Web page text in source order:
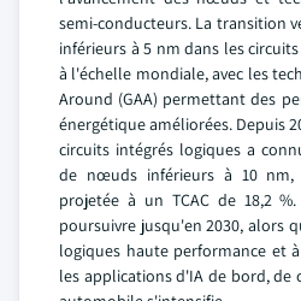
semi-conducteurs. La transition
inférieurs à 5 nm dans les
à l'échelle mondiale, avec les
Around (GAA) permettant des
énergétique améliorées. Depuis
circuits intégrés logiques a
de nœuds inférieurs à 10 nm,
projetée à un TCAC de 18,2
poursuivre jusqu'en 2030, alors
logiques haute performance et
les applications d'IA de bord,